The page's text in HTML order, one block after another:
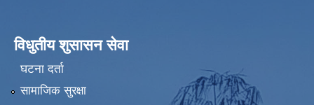
विधुतीय शुसासन सेवा
घटना दर्ता
सामाजिक सुरक्षा